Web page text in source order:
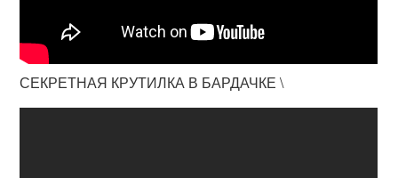
СЕКРЕТНАЯ КРУТИЛКА В БАРДАЧКЕ \